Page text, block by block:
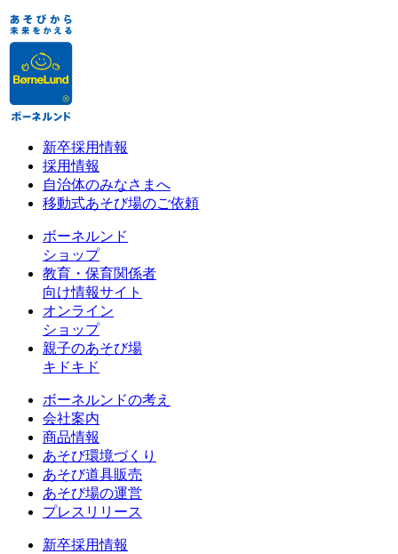
新卒採用情報
採用情報
自治体のみなさまへ
移動式あそび場のご依頼
ボーネルンド
ショップ
教育・保育関係者
向け情報サイト
オンライン
ショップ
親子のあそび場
キドキド
ボーネルンドの考え
会社案内
商品情報
あそび環境づくり
あそび道具販売
あそび場の運営
プレスリリース
新卒採用情報